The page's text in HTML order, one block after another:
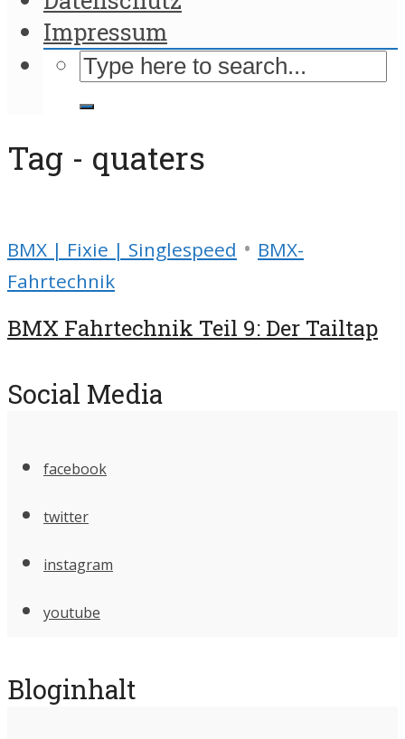
Impressum
Tag - quaters
BMX | Fixie | Singlespeed • BMX-
Fahrtechnik
BMX Fahrtechnik Teil 9: Der Tailtap
Social Media
facebook
twitter
instagram
youtube
Bloginhalt